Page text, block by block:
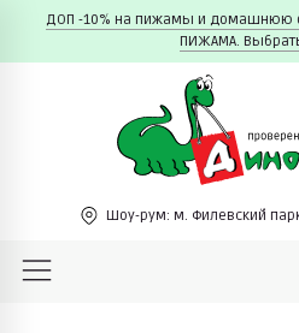
ДОП -10% на пижамы и домашнюю
ПИЖАМА.
Шоу-рум: м. Филевский